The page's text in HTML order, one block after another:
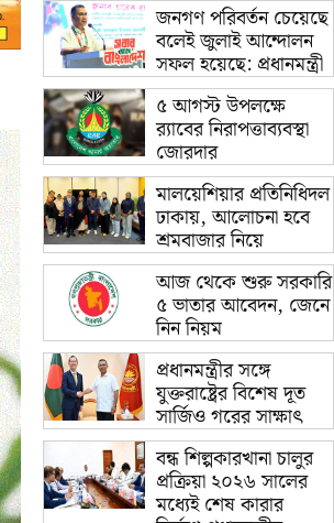
জনগণ পরিবর্তন চেয়েছে
বলেই জুলাই আন্দোলন
সফল হয়েছে: প্রধানমন্ত্রী
৫ আগস্ট উপলক্ষে
র‌্যাবের নিরাপত্তাব্যবস্থা
জোরদার
মালয়েশিয়ার প্রতিনিধিদল
ঢাকায়, আলোচনা হবে
শ্রমবাজার নিয়ে
আজ থেকে শুরু সরকারি
৫ ভাতার আবেদন, জেনে
নিন নিয়ম
প্রধানমন্ত্রীর সঙ্গে
যুক্তরাষ্ট্রের বিশেষ দূত
সার্জিও গরের সাক্ষাৎ
বন্ধ শিল্পকারখানা চালুর
প্রক্রিয়া ২০২৬ সালের
মধ্যেই শেষ কারার